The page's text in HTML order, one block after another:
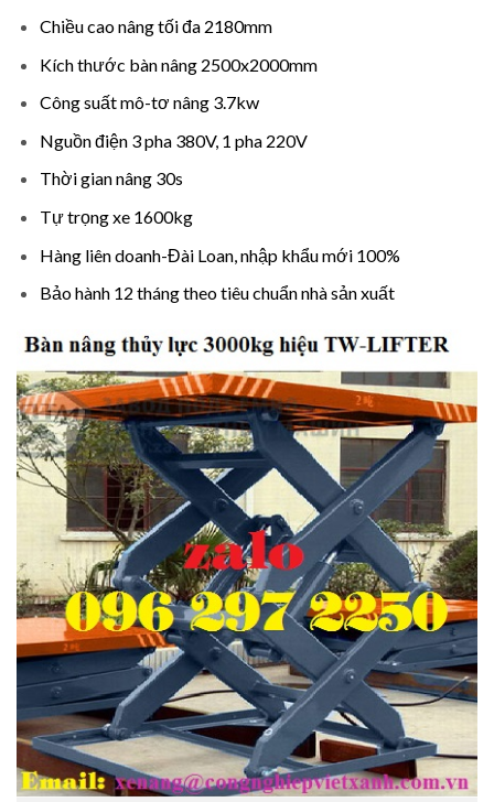
Chiều cao nâng tối đa 2180mm
Kích thước bàn nâng 2500x2000mm
Công suất mô-tơ nâng 3.7kw
Nguồn điện 3 pha 380V, 1 pha 220V
Thời gian nâng 30s
Tự trọng xe 1600kg
Hàng liên doanh-Đài Loan, nhập khẩu mới 100%
Bảo hành 12 tháng theo tiêu chuẩn nhà sản xuất